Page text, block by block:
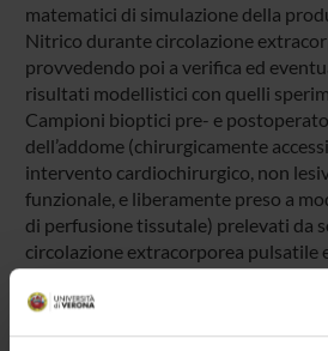
matematici di simulazione della
Nitrico durante circolazione
provvedendo poi a verifica ed
risultati modellistici con quelli
Campioni bioptici pre- e
dell’addome (chirurgicamente
intervento cardiochirurgico, non
funzionale, e liberamente preso a
di perfusione tissutale) prelevati da
circolazione extracorporea pulsatile
pazienti operati in circolazione
verranno sottoposti a valutazione
caratteristiche istologiche,